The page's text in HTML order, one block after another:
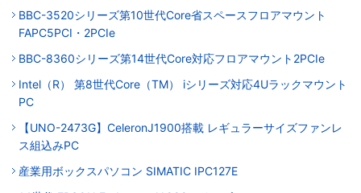
BBC-3520シリーズ第10世代Core省スペースフロアマウント
FAPC5PCI・2PCIe
BBC-8360シリーズ第14世代Core対応フロアマウント2PCIe
Intel（R） 第8世代Core（TM） iシリーズ対応4Uラックマウント
PC
【UNO-2473G】CeleronJ1900搭載 レギュラーサイズファンレ
ス組込みPC
産業用ボックスパソコン SIMATIC IPC127E